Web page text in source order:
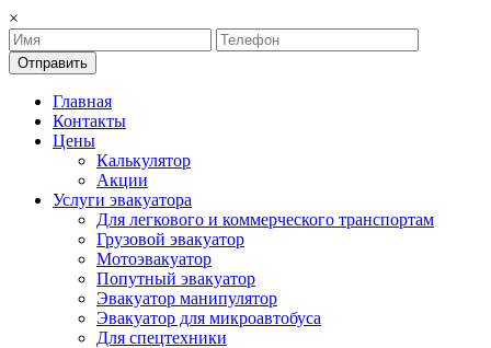
×
Отправить
Главная
Контакты
Цены
Калькулятор
Акции
Услуги эвакуатора
Для легкового и коммерческого транспортам
Грузовой эвакуатор
Мотоэвакуатор
Попутный эвакуатор
Эвакуатор манипулятор
Эвакуатор для микроавтобуса
Для спецтехники